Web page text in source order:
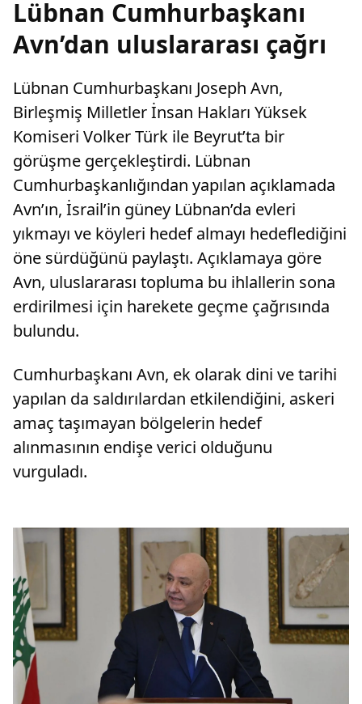
Lübnan Cumhurbaşkanı
Avn’dan uluslararası çağrı
Lübnan Cumhurbaşkanı Joseph Avn,
Birleşmiş Milletler İnsan Hakları Yüksek
Komiseri Volker Türk ile Beyrut’ta bir
görüşme gerçekleştirdi. Lübnan
Cumhurbaşkanlığından yapılan açıklamada
Avn’ın, İsrail’in güney Lübnan’da evleri
yıkmayı ve köyleri hedef almayı hedeflediğini
öne sürdüğünü paylaştı. Açıklamaya göre
Avn, uluslararası topluma bu ihlallerin sona
erdirilmesi için harekete geçme çağrısında
bulundu.
Cumhurbaşkanı Avn, ek olarak dini ve tarihi
yapılan da saldırılardan etkilendiğini, askeri
amaç taşımayan bölgelerin hedef
alınmasının endişe verici olduğunu
vurguladı.